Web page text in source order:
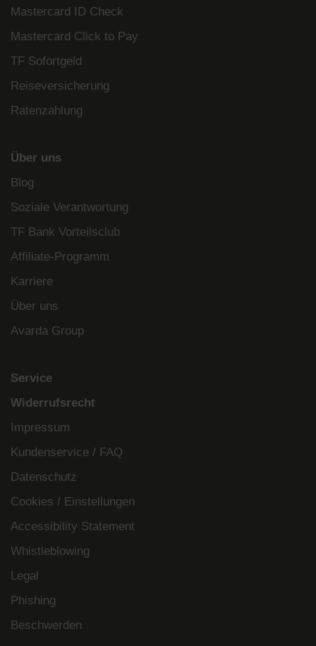
Mastercard ID Check
Mastercard Click to Pay
TF Sofortgeld
Reiseversicherung
Ratenzahlung
Über uns
Blog
Soziale Verantwortung
TF Bank Vorteilsclub
Affiliate-Programm
Karriere
Über uns
Avarda Group
Service
Widerrufsrecht
Impressum
Kundenservice / FAQ
Datenschutz
Cookies / Einstellungen
Accessibility Statement
Whistleblowing
Legal
Phishing
Beschwerden